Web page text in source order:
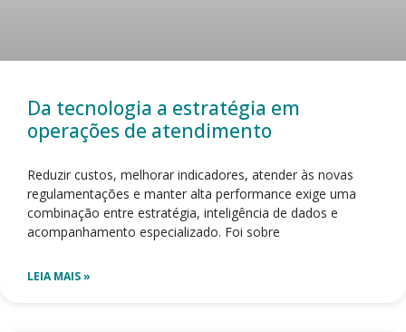
Da tecnologia a estratégia em
operações de atendimento
Reduzir custos, melhorar indicadores, atender às novas
regulamentações e manter alta performance exige uma
combinação entre estratégia, inteligência de dados e
acompanhamento especializado. Foi sobre
LEIA MAIS »